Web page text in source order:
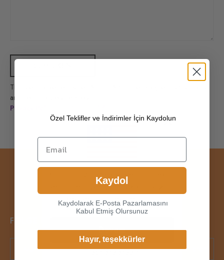
This site is protected by reCAPTCHA and the Google Privacy Policy
and Terms of Service apply.
Privacy Policy
FOLGE UNS!
Abonnieren
Konumunuza özel içerikleri görmek
ve online alışveriş yapmak için başka
bir ülkeyi veya bölgeyi seçin.
Devam
Frachtland ändern
Özel Teklifler ve İndirimler İçin Kaydolun
Kaydol
Kaydolarak E-Posta Pazarlamasını
Kabul Etmiş Olursunuz
Hayır, teşekkürler